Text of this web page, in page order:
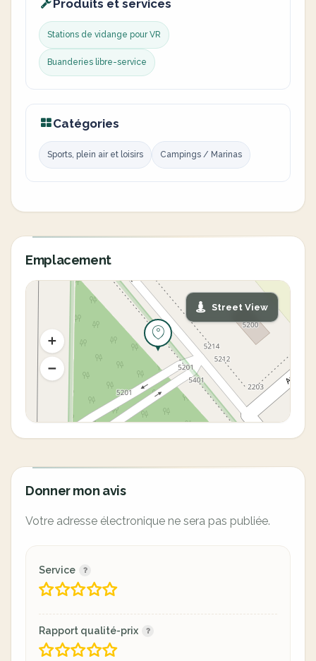
Produits et services
Stations de vidange pour VR
Buanderies libre-service
Catégories
Sports, plein air et loisirs Campings / Marinas
Emplacement
Street View
Donner mon avis
Votre adresse électronique ne sera pas publiée.
Service
Rapport qualité-prix